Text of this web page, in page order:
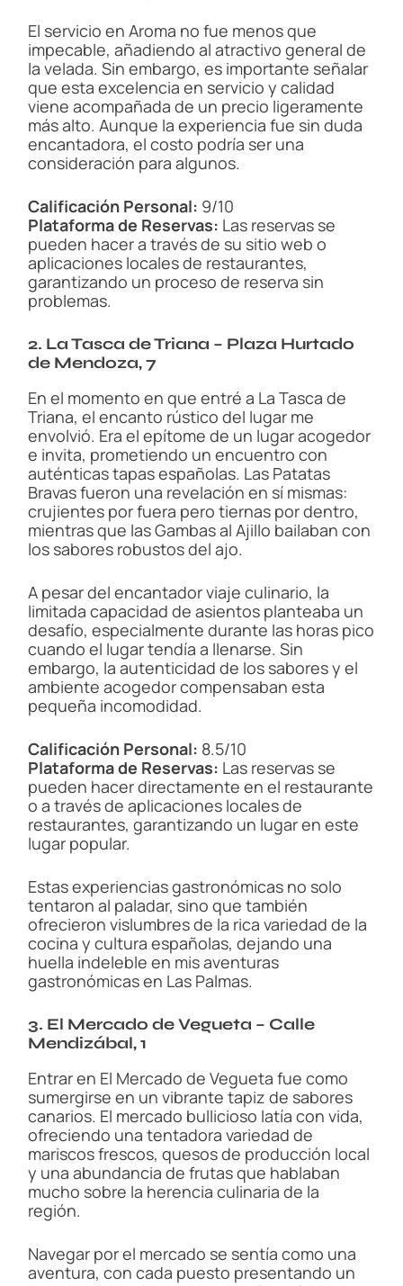
El servicio en Aroma no fue menos que
impecable, añadiendo al atractivo general de
la velada. Sin embargo, es importante señalar
que esta excelencia en servicio y calidad
viene acompañada de un precio ligeramente
más alto. Aunque la experiencia fue sin duda
encantadora, el costo podría ser una
consideración para algunos.
Calificación Personal: 9/10
Plataforma de Reservas: Las reservas se
pueden hacer a través de su sitio web o
aplicaciones locales de restaurantes,
garantizando un proceso de reserva sin
problemas.
2. La Tasca de Triana – Plaza Hurtado
de Mendoza, 7
En el momento en que entré a La Tasca de
Triana, el encanto rústico del lugar me
envolvió. Era el epítome de un lugar acogedor
e invita, prometiendo un encuentro con
auténticas tapas españolas. Las Patatas
Bravas fueron una revelación en sí mismas:
crujientes por fuera pero tiernas por dentro,
mientras que las Gambas al Ajillo bailaban con
los sabores robustos del ajo.
A pesar del encantador viaje culinario, la
limitada capacidad de asientos planteaba un
desafío, especialmente durante las horas pico
cuando el lugar tendía a llenarse. Sin
embargo, la autenticidad de los sabores y el
ambiente acogedor compensaban esta
pequeña incomodidad.
Calificación Personal: 8.5/10
Plataforma de Reservas: Las reservas se
pueden hacer directamente en el restaurante
o a través de aplicaciones locales de
restaurantes, garantizando un lugar en este
lugar popular.
Estas experiencias gastronómicas no solo
tentaron al paladar, sino que también
ofrecieron vislumbres de la rica variedad de la
cocina y cultura españolas, dejando una
huella indeleble en mis aventuras
gastronómicas en Las Palmas.
3. El Mercado de Vegueta – Calle
Mendizábal, 1
Entrar en El Mercado de Vegueta fue como
sumergirse en un vibrante tapiz de sabores
canarios. El mercado bullicioso latía con vida,
ofreciendo una tentadora variedad de
mariscos frescos, quesos de producción local
y una abundancia de frutas que hablaban
mucho sobre la herencia culinaria de la
región.
Navegar por el mercado se sentía como una
aventura, con cada puesto presentando un